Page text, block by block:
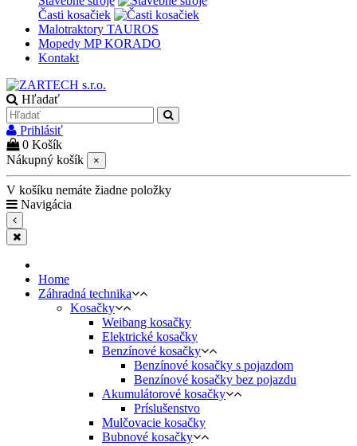
Časti kosačiek
Malotraktory TAUROS
Mopedy MP KORADO
Kontakt
Hľadať
Prihlásiť
0 Košík
Nákupný košík
×
V košíku nemáte žiadne položky
Navigácia
Home
Záhradná technika
Kosačky
Weibang kosačky
Elektrické kosačky
Benzínové kosačky
Benzínové kosačky s pojazdom
Benzínové kosačky bez pojazdu
Akumulátorové kosačky
Príslušenstvo
Mulčovacie kosačky
Bubnové kosačky